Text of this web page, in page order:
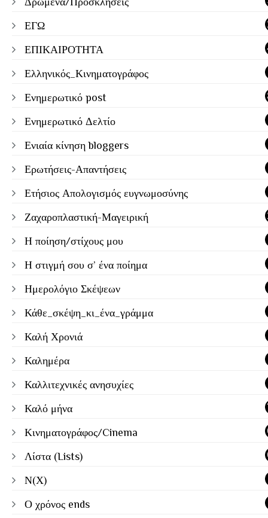
ΕΓΩ
ΕΠΙΚΑΙΡΟΤΗΤΑ
Ελληνικός_Κινηματογράφος
Ενημερωτικό post
Ενημερωτικό Δελτίο
Ενιαία κίνηση bloggers
Ερωτήσεις-Απαντήσεις
Ετήσιος Απολογισμός ευγνωμοσύνης
Ζαχαροπλαστική-Μαγειρική
Η ποίηση/στίχους μου
Η στιγμή σου σ’ ένα ποίημα
Ημερολόγιο Σκέψεων
Κάθε_σκέψη_κι_ένα_γράμμα
Καλή Χρονιά
Καλημέρα
Καλλιτεχνικές ανησυχίες
Καλό μήνα
Κινηματογράφος/Cinema
Λίστα (Lists)
Ν(Χ)
Ο χρόνος ends